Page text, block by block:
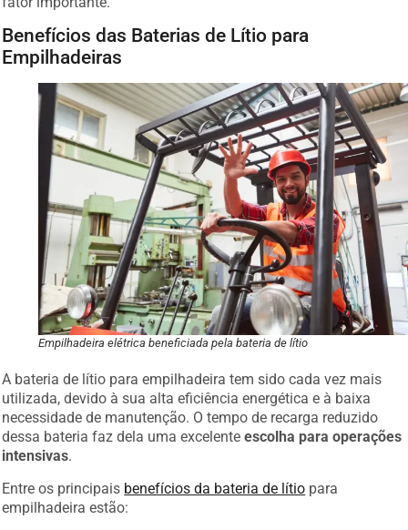
Benefícios das Baterias de Lítio para
Empilhadeiras
Empilhadeira elétrica beneficiada pela bateria de lítio
A bateria de lítio para empilhadeira tem sido cada vez mais
utilizada, devido à sua alta eficiência energética e à baixa
necessidade de manutenção. O tempo de recarga reduzido
dessa bateria faz dela uma excelenteescolha para operações
intensivas.
Entre os principais benefícios da bateria de lítio para
empilhadeira estão: